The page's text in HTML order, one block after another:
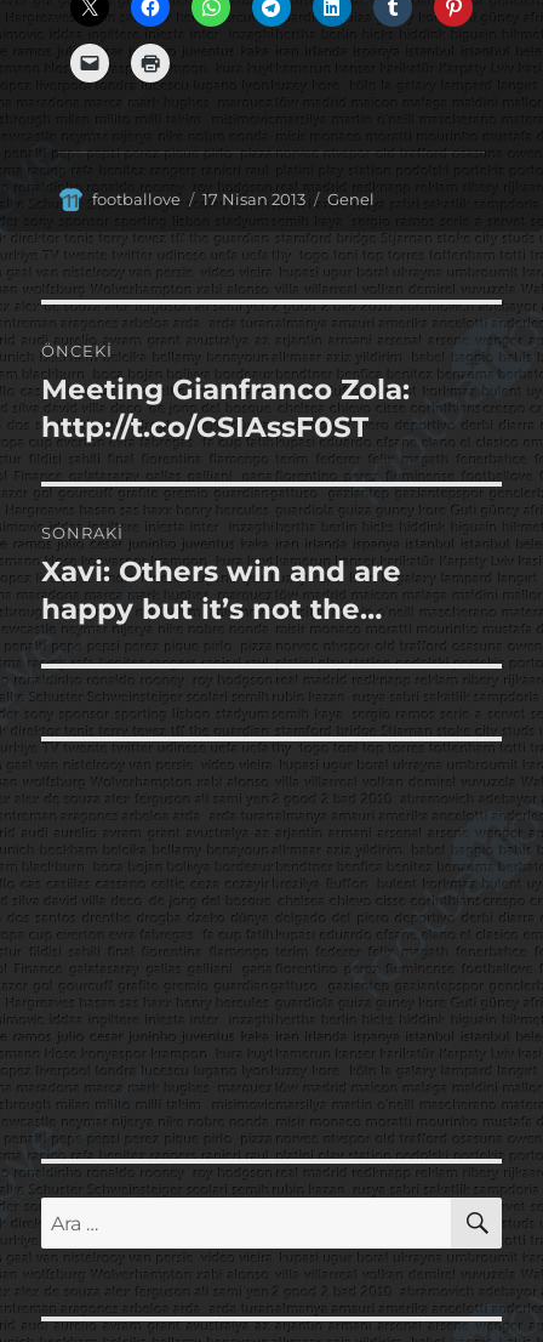
Yazar
footballove
Yayın
17 Nisan 2013 Kategoriler
Genel
Yazı
gezinmesi
ÖNCEKI
Önceki
yazı:
Meeting Gianfranco Zola:
http://t.co/CSIAssF0ST
SONRAKI
Sonraki
yazı:
Xavi: Others win and are
happy but it’s not the…
Ara: